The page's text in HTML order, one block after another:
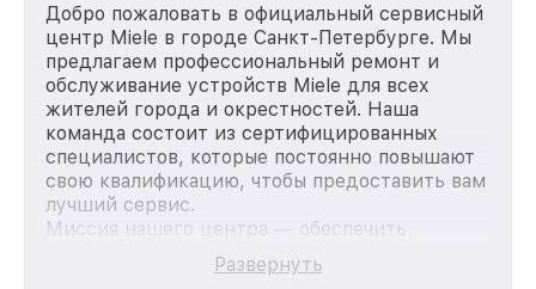
Добро пожаловать в официальный сервисный
центр Miele в городе Санкт-Петербурге. Мы
предлагаем профессиональный ремонт и
обслуживание устройств Miele для всех
жителей города и окрестностей. Наша
команда состоит из сертифицированных
специалистов, которые постоянно повышают
свою квалификацию, чтобы предоставить вам
лучший сервис.
Миссия нашего центра — обеспечить
качественный и доступный ремонт для
каждого пользователя продукции Miele, вне
Развернуть